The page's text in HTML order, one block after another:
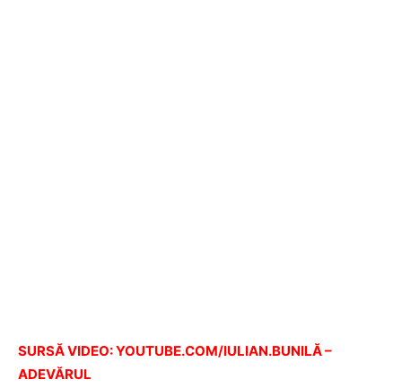
SURSĂ VIDEO: YOUTUBE.COM/IULIAN.BUNILĂ –
ADEVĂRUL